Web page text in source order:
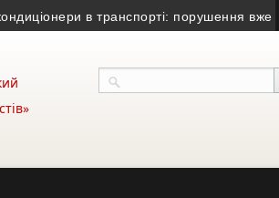
в транспорті: порушення вже виявили